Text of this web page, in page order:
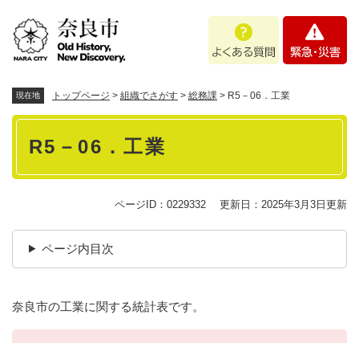
あ
問
・
現在地 トップページ > 組織でさがす > 総務課 > R5－06．工業
本
R5－06．工業
ページID：0229332 更新日：2025年3月3日更新
ページ内目次
奈良市の工業に関する統計表です。